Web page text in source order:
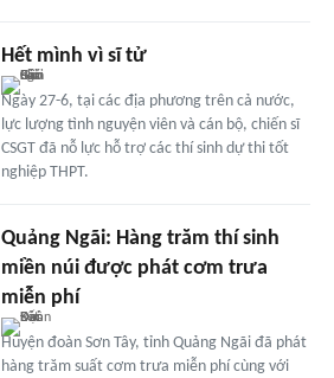
Hết mình vì sĩ tử
Ngày 27-6, tại các địa phương trên cả nước,
lực lượng tình nguyện viên và cán bộ, chiến sĩ
CSGT đã nỗ lực hỗ trợ các thí sinh dự thi tốt
nghiệp THPT.
Quảng Ngãi: Hàng trăm thí sinh
miền núi được phát cơm trưa
miễn phí
Huyện đoàn Sơn Tây, tỉnh Quảng Ngãi đã phát
hàng trăm suất cơm trưa miễn phí cùng với